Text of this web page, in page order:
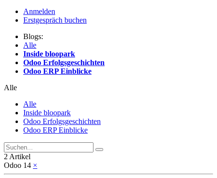
Anmelden
Erstgespräch buchen
Blogs:
Alle
Inside bloopark
Odoo Erfolgsgeschichten
Odoo ERP Einblicke
Alle
Alle
Inside bloopark
Odoo Erfolgsgeschichten
Odoo ERP Einblicke
2 Artikel
Odoo 14 ×